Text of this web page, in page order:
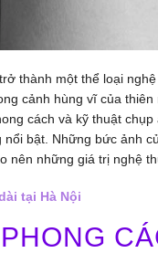
thành một thể loại
cảnh hùng vĩ của thiên
cách và kỹ thuật chụp
bật. Những bức ảnh
nên những giá trị nghệ
tại Hà Nội